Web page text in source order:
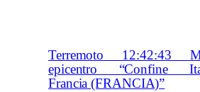
Terremoto 12:42:43
epicentro “Confine
Francia (FRANCIA)”